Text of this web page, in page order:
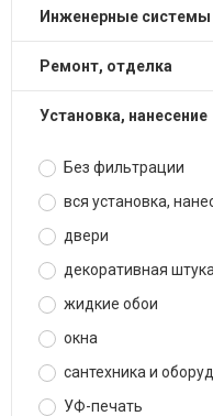
инженерные системы
ремонт, отделка
установка, нанесение
Без фильтрации
вся установка,
двери
декоративная
жидкие обои
окна
сантехника и
УФ-печать